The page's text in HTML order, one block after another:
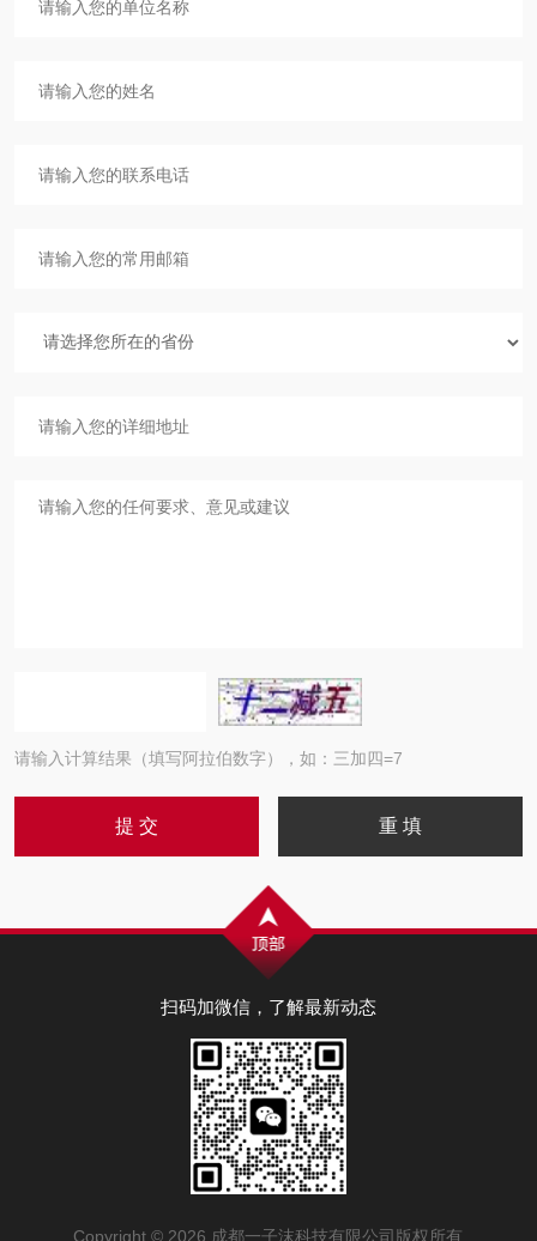
请输入计算结果（填写阿拉伯数字），如：三加四=7
扫码加微信，了解最新动态
Copyright © 2026 成都一子沫科技有限公司版权所有